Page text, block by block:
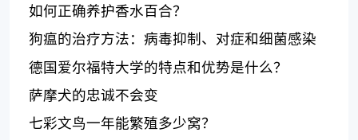
如何正确养护香水百合？
狗瘟的治疗方法：病毒抑制、对症和细菌感染
治疗方法
德国爱尔福特大学的特点和优势是什么？
萨摩犬的忠诚不会变
七彩文鸟一年能繁殖多少窝？